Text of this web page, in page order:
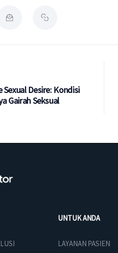
Desire: Kondisi
Gairah Seksual
UNTUK ANDA
LAYANAN PASIEN